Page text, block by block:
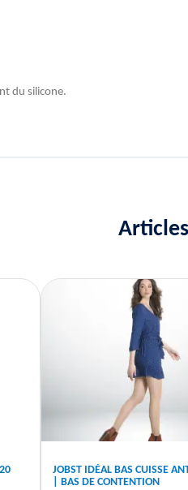
du silicone.
JOBST IDÉAL BAS CUISSE
| BAS DE CONTENTION